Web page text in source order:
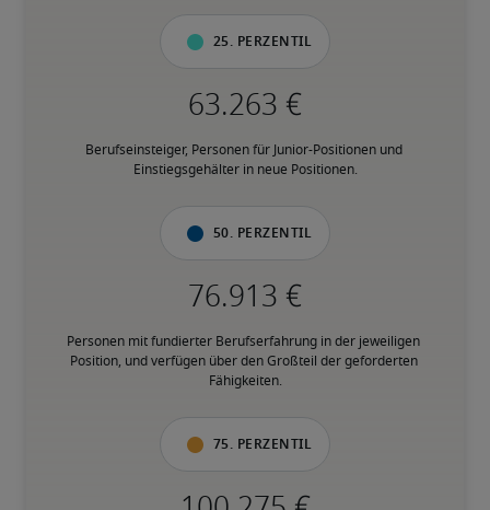
25. Perzentil
Berufseinsteiger, Personen für Junior-Positionen und
Einstiegsgehälter in neue Positionen.
50. Perzentil
Personen mit fundierter Berufserfahrung in der jeweiligen
Position, und verfügen über den Großteil der geforderten
Fähigkeiten.
75. Perzentil